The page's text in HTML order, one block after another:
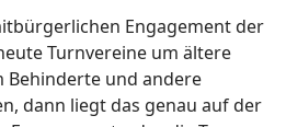
Engagement der
Turnvereine um ältere
Behinderte und andere
dann liegt das genau auf der